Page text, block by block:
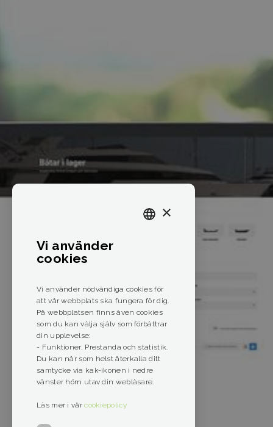
×
Vi använder
cookies
Vi använder nödvändiga cookies för
att vår webbplats ska fungera för dig.
På webbplatsen finns även cookies
som du kan välja själv som förbättrar
din upplevelse:
- Funktioner, Prestanda och statistik.
Du kan när som helst återkalla ditt
samtycke via kak-ikonen i nedre
vänster hörn utav din webläsare.
Läs mer i vår cookiepolicy